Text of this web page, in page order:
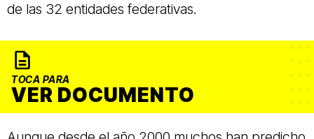
de las 32 entidades federativas.
TOCA PARA
VER DOCUMENTO